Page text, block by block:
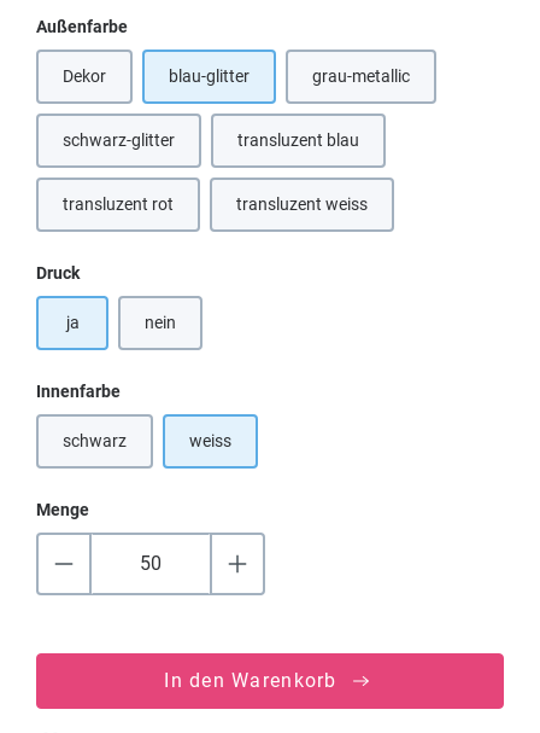
Außenfarbeauswählen
Dekor(Diese Option ist zurzeit nicht verfügbar.)
blau-glitter grau-metallic(Diese Option ist zurzeit
schwarz-glitter(Diese Option ist zurzeit nicht verfügbar.)
transluzent blau
transluzent rot transluzent weiss
Druckauswählen
ja nein
Innenfarbeauswählen
schwarz(Diese Option ist zurzeit nicht verfügbar.)
weiss
Menge
In den Warenkorb